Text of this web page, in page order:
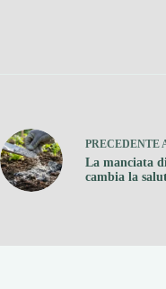
PRECEDENTE
La manciata
cambia la